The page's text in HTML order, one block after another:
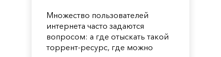
Множество пользователей
интернета часто задаются
вопросом: а где отыскать такой
торрент-ресурс, где можно